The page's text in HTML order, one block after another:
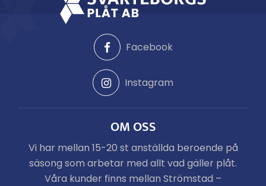
Facebook
Instagram
OM OSS
Vi har mellan 15-20 st anställda beroende på
säsong som arbetar med allt vad gäller plåt.
Våra kunder finns mellan Strömstad –